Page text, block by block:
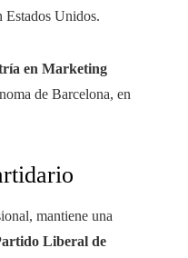
Estados Unidos.
en Marketing
de Barcelona, en
mantiene una
Liberal de